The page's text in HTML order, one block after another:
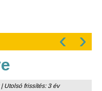
‹ ›
Utolsó frissítés: 3 év